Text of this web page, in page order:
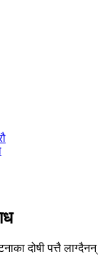
दोषी पत्तै लाग्दैनन्